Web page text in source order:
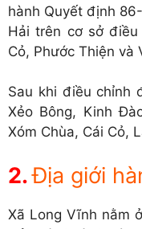
hành Quyết định
Hải trên cơ sở điều
Cỏ, Phước Thiện và
Sau khi điều chỉnh
Xẻo Bông, Kinh
Xóm Chùa, Cái Cỏ,
Địa giới
Xã Long Vĩnh nằm